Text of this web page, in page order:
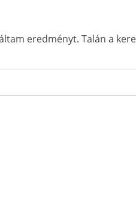
eredményt. Talán a